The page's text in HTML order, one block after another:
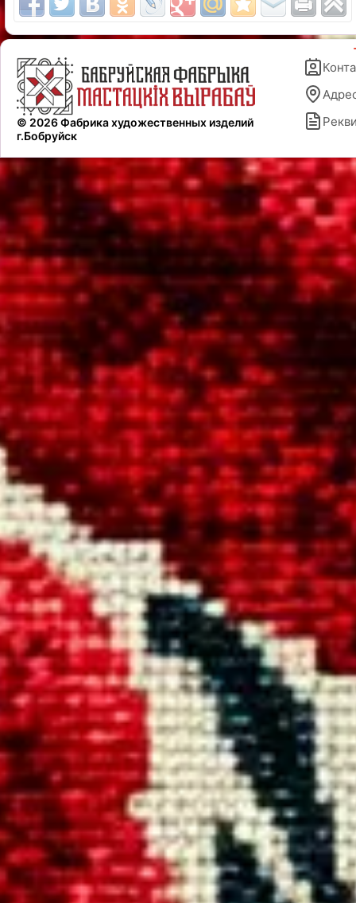
© 2026 Фабрика художественных изделий
г.Бобруйск